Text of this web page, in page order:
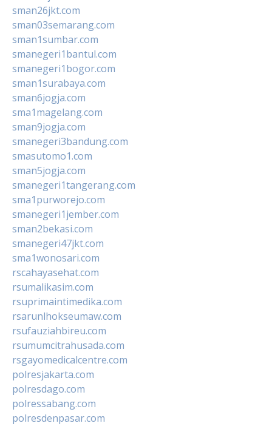
sman26jkt.com
sman03semarang.com
sman1sumbar.com
smanegeri1bantul.com
smanegeri1bogor.com
sman1surabaya.com
sman6jogja.com
sma1magelang.com
sman9jogja.com
smanegeri3bandung.com
smasutomo1.com
sman5jogja.com
smanegeri1tangerang.com
sma1purworejo.com
smanegeri1jember.com
sman2bekasi.com
smanegeri47jkt.com
sma1wonosari.com
rscahayasehat.com
rsumalikasim.com
rsuprimaintimedika.com
rsarunlhokseumaw.com
rsufauziahbireu.com
rsumumcitrahusada.com
rsgayomedicalcentre.com
polresjakarta.com
polresdago.com
polressabang.com
polresdenpasar.com